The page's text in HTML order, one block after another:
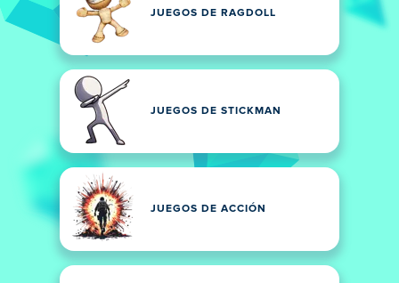
JUEGOS DE RAGDOLL
JUEGOS DE STICKMAN
JUEGOS DE ACCIÓN